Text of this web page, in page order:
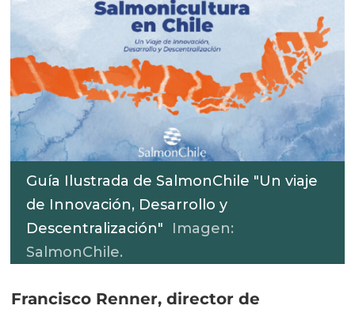
Guía Ilustrada de SalmonChile "Un viaje
de Innovación, Desarrollo y
Descentralización"
Imagen:
SalmonChile.
Francisco Renner, director de